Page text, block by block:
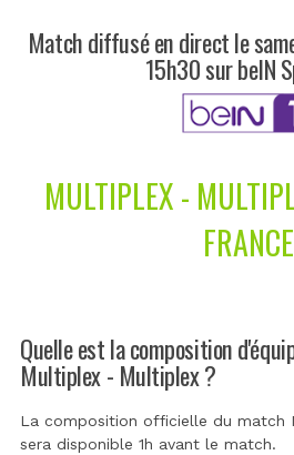
Match diffusé en direct le
15h30 sur beIN
MULTIPLEX -
FRANCE
Quelle est la composition
Multiplex - Multiplex ?
La composition officielle du match
sera disponible 1h avant le match.